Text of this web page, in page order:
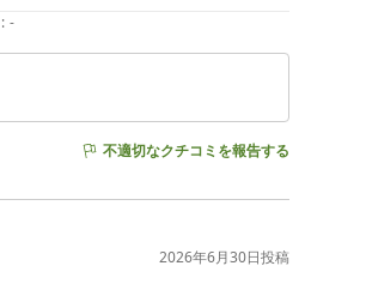
: -
不適切なクチコミを報告する
2026年6月30日投稿